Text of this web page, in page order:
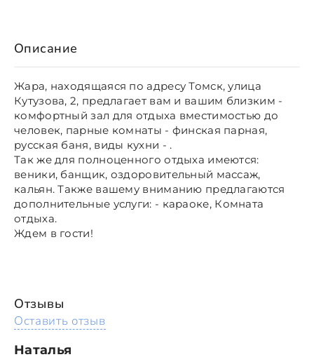
Описание
Жара, находящаяся по адресу Томск, улица
Кутузова, 2, предлагает вам и вашим близким -
комфортный зал для отдыха вместимостью до
человек, парные комнаты - финская парная,
русская баня, виды кухни - .
Так же для полноценного отдыха имеются:
веники, банщик, оздоровительный массаж,
кальян. Также вашему вниманию предлагаются
дополнительные услуги: - караоке, Комната
отдыха.
Ждем в гости!
Отзывы
Оставить отзыв
Наталья